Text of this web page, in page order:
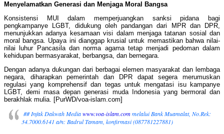
Menyelamatkan Generasi dan Menjaga Moral Bangsa
Konsistensi MUI dalam memperjuangkan sanksi pidana bagi
pengkampanye LGBT, didukung oleh pandangan dari MPR dan DPR,
menunjukkan adanya kesamaan visi dalam menjaga tatanan sosial dan
moral bangsa. Upaya ini dianggap krusial untuk memastikan bahwa nilai-
nilai luhur Pancasila dan norma agama tetap menjadi pedoman dalam
kehidupan bermasyarakat, berbangsa, dan bernegara.
Dengan adanya dukungan dari berbagai elemen masyarakat dan lembaga
negara, diharapkan pemerintah dan DPR dapat segera merumuskan
regulasi yang komprehensif dan tegas untuk mengatasi isu kampanye
LGBT, demi masa depan generasi muda Indonesia yang bermoral dan
berakhlak mulia. [PurWD/voa-islam.com]
## Infak Dakwah Mediawww.voa-islam.commelalui Bank Muamalat, No.Rek:
34.7000.6141 a/n: Badrul Tamam, konfirmasi (087781227881)